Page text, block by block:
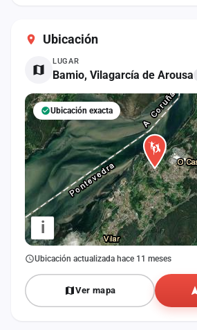
Ubicación
LUGAR
Bamio, Vilagarcía de Arousa
i
Ubicación exacta
Ubicación actualizada hace 11 meses
Ver mapa